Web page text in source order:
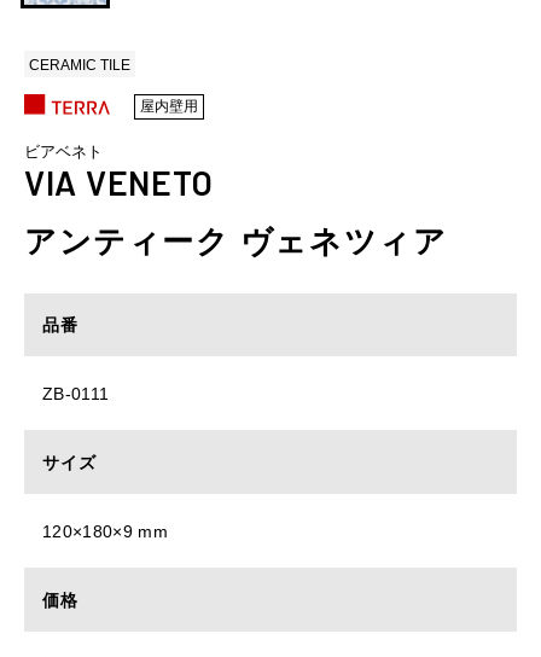
CERAMIC TILE
屋内壁用
ビアベネト
VIA VENETO
アンティーク ヴェネツィア
品番
ZB-0111
サイズ
120×180×9 mm
価格